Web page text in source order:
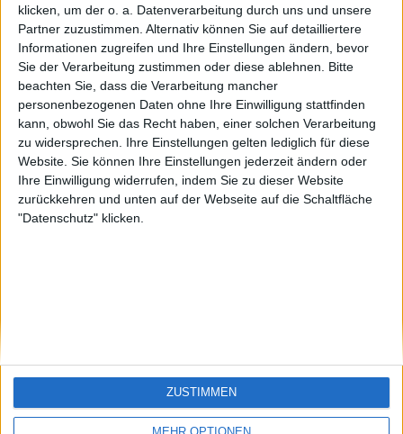
klicken, um der o. a. Datenverarbeitung durch uns und unsere
Partner zuzustimmen. Alternativ können Sie auf detailliertere
Informationen zugreifen und Ihre Einstellungen ändern, bevor
Sie der Verarbeitung zustimmen oder diese ablehnen. Bitte
beachten Sie, dass die Verarbeitung mancher
personenbezogenen Daten ohne Ihre Einwilligung stattfinden
kann, obwohl Sie das Recht haben, einer solchen Verarbeitung
zu widersprechen. Ihre Einstellungen gelten lediglich für diese
Website. Sie können Ihre Einstellungen jederzeit ändern oder
Ihre Einwilligung widerrufen, indem Sie zu dieser Website
zurückkehren und unten auf der Webseite auf die Schaltfläche
"Datenschutz" klicken.
ZUSTIMMEN
offside Sepp sontagch
Si vous êtes francophone, vous devriez aller
🇺🇸 We noticed you’re visiting
from an English-speaking
country
Join our American version now and be
among the firsts to submit your score
on our leaderboards!
Let's visit GeoHeroes.com!